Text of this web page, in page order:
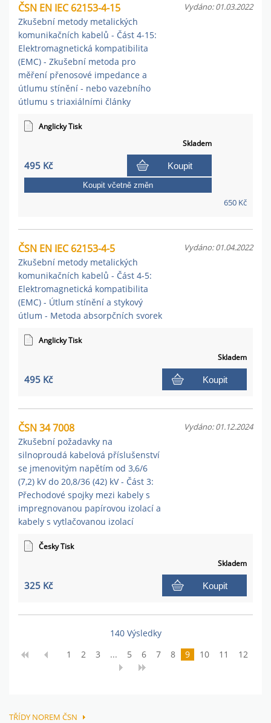
ČSN EN IEC 62153-4-15
Zkušební metody metalických
komunikačních kabelů - Část 4-15:
Elektromagnetická kompatibilita
(EMC) - Zkušební metoda pro
měření přenosové impedance a
útlumu stínění - nebo vazebního
útlumu s triaxiálními články
Vydáno: 01.03.2022
Anglicky Tisk
Skladem
495 Kč Koupit
650 Kč
Koupit včetně změn
ČSN EN IEC 62153-4-5
Zkušební metody metalických
komunikačních kabelů - Část 4-5:
Elektromagnetická kompatibilita
(EMC) - Útlum stínění a stykový
útlum - Metoda absorpčních svorek
Vydáno: 01.04.2022
Anglicky Tisk
Skladem
495 Kč Koupit
ČSN 34 7008
Zkušební požadavky na
silnoproudá kabelová příslušenství
se jmenovitým napětím od 3,6/6
(7,2) kV do 20,8/36 (42) kV - Část 3:
Přechodové spojky mezi kabely s
impregnovanou papírovou izolací a
kabely s vytlačovanou izolací
Vydáno: 01.12.2024
Česky Tisk
Skladem
325 Kč Koupit
140 Výsledky
1
2 3 ... 5 6 7 8 9 10 11 12
TŘÍDY NOREM ČSN